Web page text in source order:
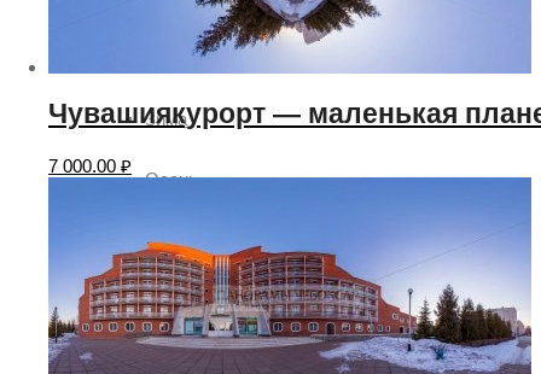
Зима
Осень
Весна
Годы
Чувашиякурорт — маленькая
7 000.00 ₽